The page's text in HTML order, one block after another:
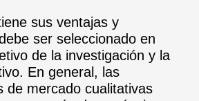
sus ventajas y
ser seleccionado en
de la investigación y la
En general, las
de mercado cualitativas